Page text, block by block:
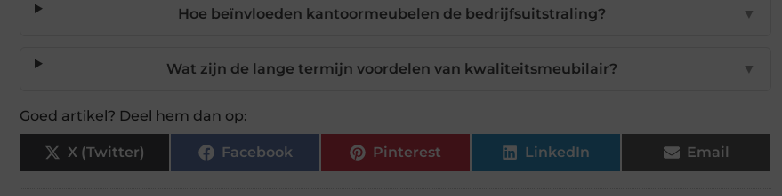
Hoe beïnvloeden kantoormeubelen de bedrijfsuitstraling? ▼
Wat zijn de lange termijn voordelen van kwaliteitsmeubilair? ▼
Goed artikel? Deel hem dan op:
X (Twitter) Facebook Pinterest LinkedIn Email